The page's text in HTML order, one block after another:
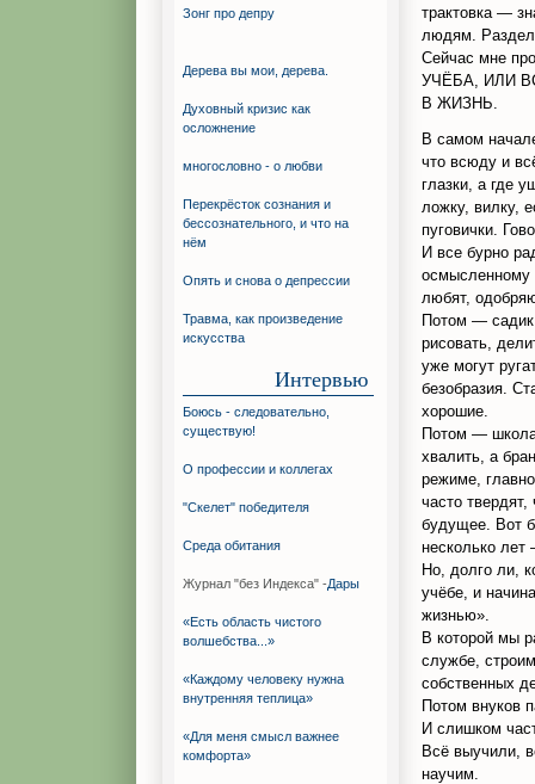
трактовка —
людям.
Сейчас мне
УЧЁБА, ИЛИ
В ЖИЗНЬ.
В самом
что всюду и
глазки, а где
ложку, вилку,
пуговички.
И все бурно
осмысленному
любят,
Потом —
рисовать,
уже могут
безобразия.
хорошие.
Потом —
хвалить, а
режиме,
часто
будущее. Вот
несколько
Но, долго ли,
учёбе, и
жизнью».
В которой мы
службе,
собственных
Потом внуков
И слишком
Всё выучили,
научим.
Зонг про депру
Дерева вы мои, дерева.
Духовный кризис как
осложнение
многословно - о любви
Перекрёсток сознания и
бессознательного, и что на
нём
Опять и снова о депрессии
Травма, как произведение
искусства
Интервью
Боюсь - следовательно,
существую!
О профессии и коллегах
"Скелет" победителя
Среда обитания
Журнал "без Индекса" -Дары
«Есть область чистого
волшебства...»
«Каждому человеку нужна
внутренняя теплица»
«Для меня смысл важнее
комфорта»